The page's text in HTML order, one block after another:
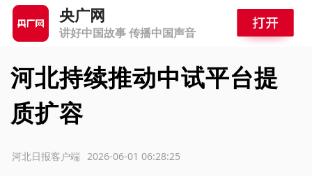
央广网
讲好中国故事 传播中国声音
河北持续推动中试平台提
质扩容
2026-06-01 06:28:25
河北日报客户端